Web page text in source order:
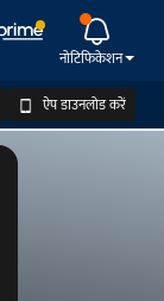
नोटिफिकेशन
ऐप डाउनलोड करें